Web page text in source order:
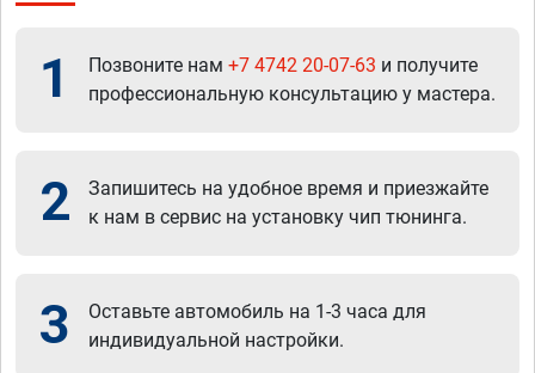
1 Позвоните нам +7 4742 20-07-63 и получите
профессиональную консультацию у мастера.
2
Запишитесь на удобное время и приезжайте
к нам в сервис на установку чип тюнинга.
3
Оставьте автомобиль на 1-3 часа для
индивидуальной настройки.